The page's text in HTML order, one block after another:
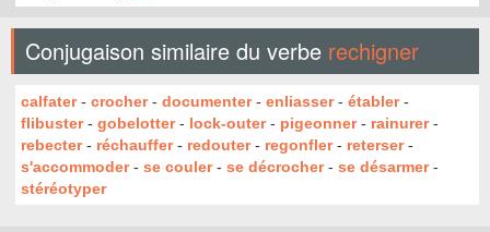
Conjugaison similaire du verbe rechigner
calfater- crocher- documenter- enliasser- établer-
flibuster- gobelotter- lock-outer- pigeonner- rainurer-
rebecter- réchauffer- redouter- regonfler- reterser-
s'accommoder- se couler- se décrocher- se désarmer-
stéréotyper